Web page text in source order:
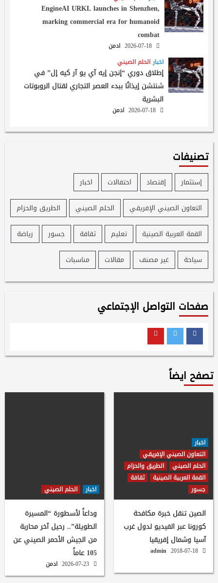
EngineAI URKL launches in Shenzhen,
marking commercial era for humanoid
combat
2026-07-18
ادمن
اخبار الحلم الصيني
إطلاق دوري “إنجن إيه آي يو آر كيه إل” في
شنتشن إيذانًا ببدء العصر التجاري لقتال الروبوتات
البشرية
ادمن
تصنيفات
إستثمار إقتصاد احتفالات
اخبار
التعاون الصيني الإفريقي
الحلم الصيني
الطريق والحزام
القمة العربية الصينية
تعليم ثقافة جسور
رياضة
سياحة
غير مصنف مقالات مناسبات
صفحات التواصل الإجتماعي
Facebook
Twitter
تصفح ايضاً
اخبار
التعاون الصيني الإفريقي
الحلم الصيني
الطريق والحزام
القمة العربية الصينية
ثقافة
جسور
الصين تنقل خبرة مكافحة
كورونا عبر الفيديو لدول غرب
آسيا وشمال إفريقيا
admin
اخبار الحلم الصيني
وداعاً لأسطورة “المسيرة
الطويلة”.. رحيل آخر محاربة
من الجيش الأحمر الصيني عن
105 عاماً
ادمن